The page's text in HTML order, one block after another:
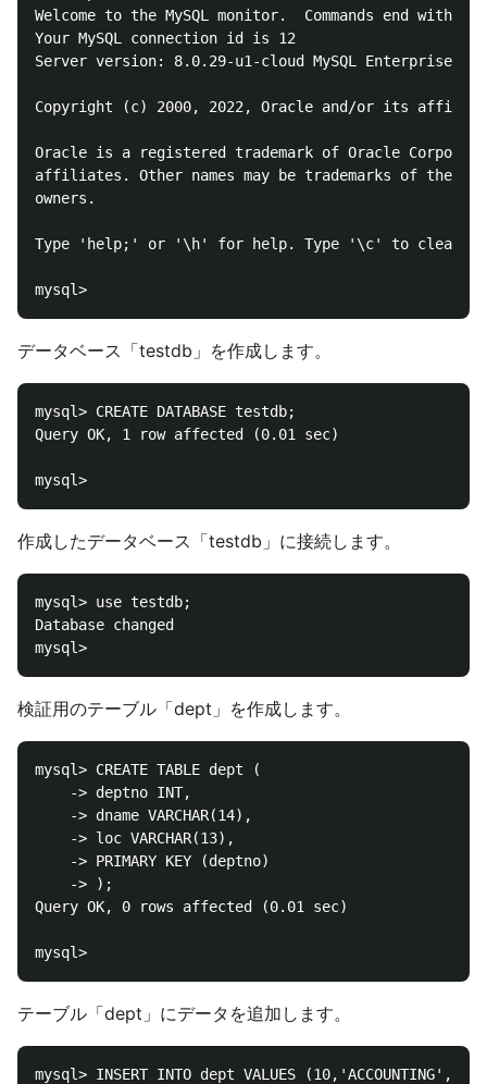
Welcome to the MySQL monitor.  Commands end with
Your MySQL connection id is 12
Server version: 8.0.29-u1-cloud MySQL Enterprise -
Copyright (c) 2000, 2022, Oracle and/or its
Oracle is a registered trademark of Oracle
affiliates. Other names may be trademarks of their
owners.
Type 'help;' or '\h' for help. Type '\c' to clear
データベース「testdb」を作成します。
mysql> CREATE DATABASE testdb;
Query OK, 1 row affected (0.01 sec)
作成したデータベース「testdb」に接続します。
mysql> use testdb;
Database changed
検証用のテーブル「dept」を作成します。
mysql> CREATE TABLE dept (
    -> deptno INT,
    -> dname VARCHAR(14),
    -> loc VARCHAR(13),
    -> PRIMARY KEY (deptno)
    -> );
Query OK, 0 rows affected (0.01 sec)
テーブル「dept」にデータを追加します。
mysql> INSERT INTO dept VALUES